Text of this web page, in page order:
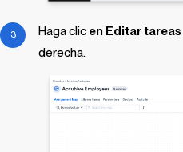
Haga clic en Editar tareas
derecha.